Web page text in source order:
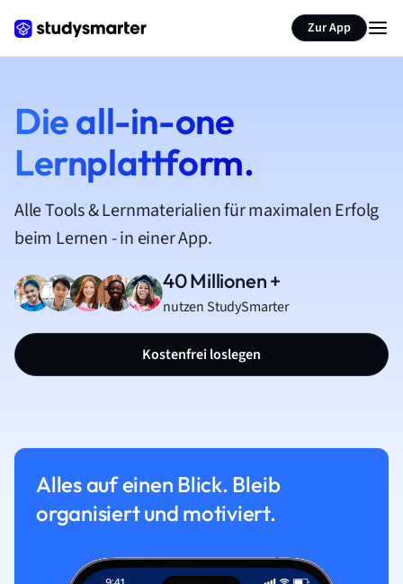
Zur App
Die all-in-one
Lernplattform.
Alle Tools & Lernmaterialien für maximalen Erfolg
beim Lernen - in einer App.
40 Millionen +
nutzen StudySmarter
Kostenfrei loslegen
Alles auf einen Blick. Bleib
organisiert und motiviert.